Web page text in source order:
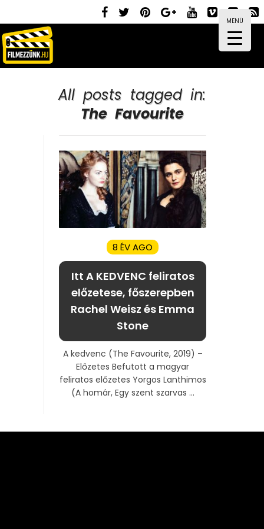
MENÜ
All posts tagged in:
The Favourite
8 ÉV AGO
Itt A KEDVENC feliratos
előzetese, főszerepben
Rachel Weisz és Emma
Stone
A kedvenc (The Favourite, 2019) –
Előzetes Befutott a magyar
feliratos előzetes Yorgos Lanthimos
(A homár, Egy szent szarvas ...